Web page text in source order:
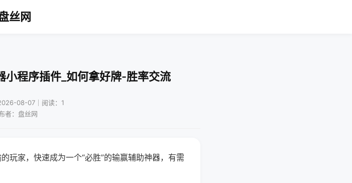
丝网
小程序插件_如何拿好牌-胜率交流
08-07｜阅读：1
者：盘丝网
玩家，快速成为一个“必胜”的输赢辅助神器，有需